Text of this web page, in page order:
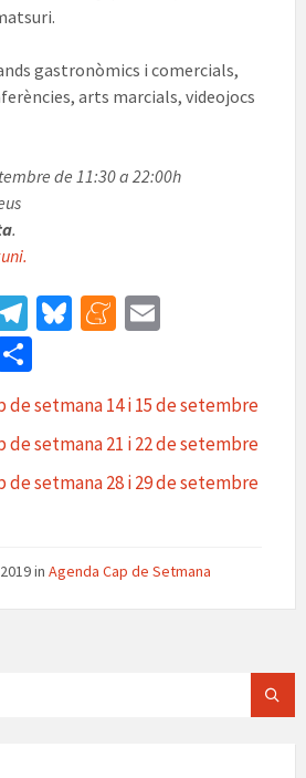
gastronòmics i comercials,
arts marcials, videojocs
de 11:30 a 22:00h
.
Te
le
gr
a
m
Bl
ky
M
ea
m
e
l
m
p
ar
ix
de setmana 14 i 15 de setembre
de setmana 21 i 22 de setembre
de setmana 28 i 29 de setembre
in Agenda Cap de Setmana